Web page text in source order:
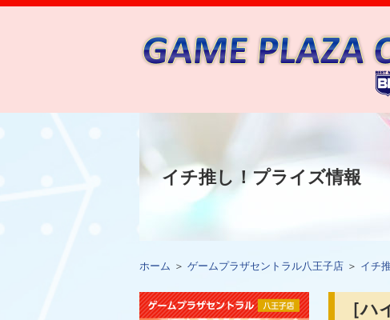
イチ推し！プライズ情報
ホーム ＞ ゲームプラザセントラル八王子店 ＞ イチ
［